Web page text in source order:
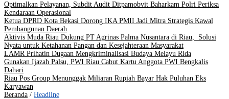
Optimalkan Pelayanan, Subdit Audit Ditpamobvit Baharkam Polri Periksa
Kendaraan Operasional
Ketua DPRD Kota Bekasi Dorong IKA PMII Jadi Mitra Strategis Kawal
Pembangunan Daerah
Aktivis Muda Riau Dukung PT Agrinas Palma Nusantara di Riau, Solusi
Nyata untuk Ketahanan Pangan dan Kesejahteraan Masyarakat
LAMR Prihatin Dugaan Mengkriminalisasi Budaya Melayu Rida
Gunakan Ijazah Palsu, PWI Riau Cabut Kartu Anggota PWI Bengkalis
Dahari
Riau Pos Group Menunggak Miliaran Rupiah Bayar Hak Puluhan Eks
Karyawan
Beranda / Headline